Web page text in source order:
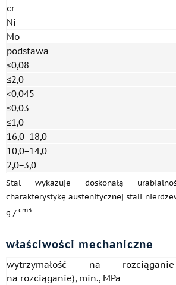
cr
Ni
Mo
podstawa
≤0,08
≤2,0
<0,045
≤0,03
≤1,0
16,0−18,0
10,0−14,0
2,0−3,0
Stal wykazuje doskonałą
charakterystykę austenitycznej stali
g / cm3.
właściwości mechaniczne
wytrzymałość na rozciąganie
na rozciąganie), min., MPa